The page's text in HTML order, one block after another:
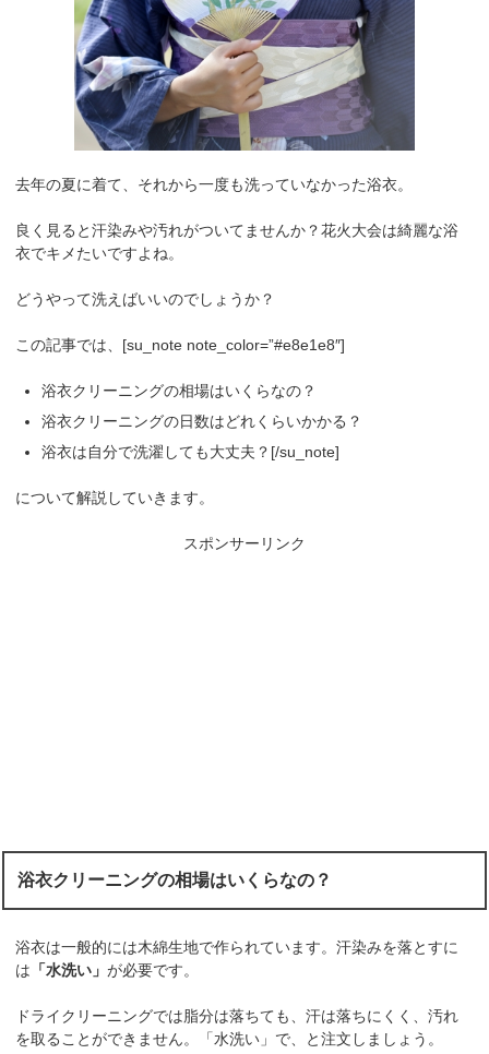
去年の夏に着て、それから一度も洗っていなかった浴衣。
良く見ると汗染みや汚れがついてませんか？花火大会は綺麗な浴
衣でキメたいですよね。
どうやって洗えばいいのでしょうか？
この記事では、[su_note note_color=”#e8e1e8″]
浴衣クリーニングの相場はいくらなの？
浴衣クリーニングの日数はどれくらいかかる？
浴衣は自分で洗濯しても大丈夫？[/su_note]
について解説していきます。
スポンサーリンク
浴衣クリーニングの相場はいくらなの？
浴衣は一般的には木綿生地で作られています。汗染みを落とすに
は 「水洗い」が必要です。
ドライクリーニングでは脂分は落ちても、汗は落ちにくく、汚れ
を取ることができません。「水洗い」で、と注文しましょう。